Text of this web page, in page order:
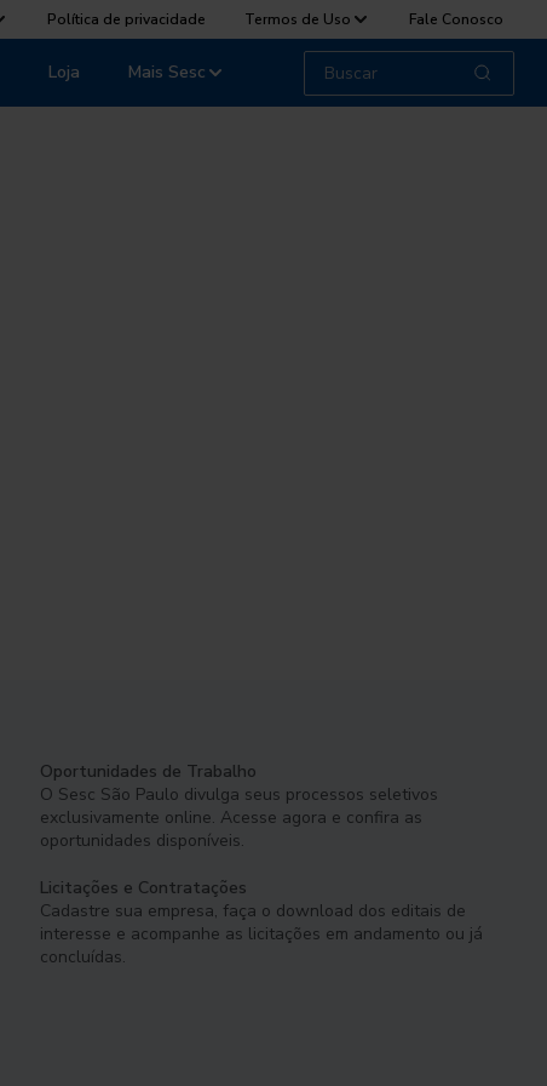
Política de privacidade Termos de Uso Fale Conosco
Loja Mais Sesc
Oportunidades de Trabalho
O Sesc São Paulo divulga seus processos seletivos
exclusivamente online. Acesse agora e confira as
oportunidades disponíveis.
Licitações e Contratações
Cadastre sua empresa, faça o download dos editais de
interesse e acompanhe as licitações em andamento ou já
concluídas.